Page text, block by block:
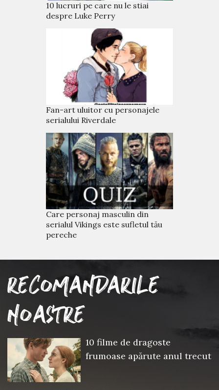
10 lucruri pe care nu le stiai
despre Luke Perry
Fan-art uluitor cu personajele
serialului Riverdale
Care personaj masculin din
serialul Vikings este sufletul tău
pereche
RECOMANDARILE
NOASTRE
10 filme de dragoste
frumoase apărute anul trecut